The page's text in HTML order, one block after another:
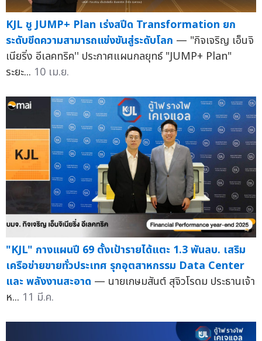
KJL ชู JUMP+ Plan เร่งสปีด Transformation ยก
ระดับขีดความสามารถแข่งขันสู่ระดับโลก — "กิจเจริญ เอ็นจิ
เนียริ่ง อีเลคทริค'' ประกาศแผนกลยุทธ์ "JUMP+ Plan"
ระยะ... 10 เม.ย.
"KJL" กางแผนปี 69 ตั้งเป้ารายได้แตะ 1.3 พันลบ. เสริม
เครือข่ายขายทั่วประเทศ รุกอุตสาหกรรม Data Center
และ พลังงานสะอาด — นายเกษมสันต์ สุจิวโรดม ประธานเจ้า
ห... 11 มี.ค.